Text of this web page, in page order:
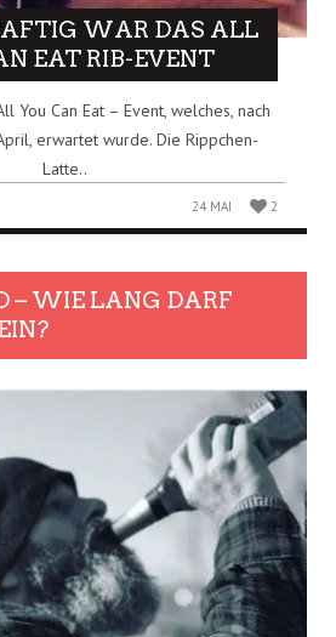
WAR DAS ALL
EAT RIB-EVENT
You Can Eat – Event, welches, nach
erwartet wurde. Die Rippchen-
Latte..
24 MAI 2
– WIE LANG DARF